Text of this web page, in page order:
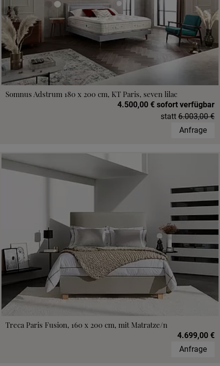
Somnus Adstrum 180 x 200 cm, KT Paris, seven lilac
4.500,00 € sofort verfügbar
statt 6.003,00 €
Anfrage
Treca Paris Fusion, 160 x 200 cm, mit Matratze/n
4.699,00 €
Anfrage